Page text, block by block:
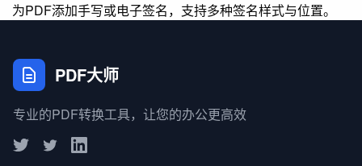
为PDF添加手写或电子签名，支持多种签名样式与位置。
PDF大师
专业的PDF转换工具，让您的办公更高效